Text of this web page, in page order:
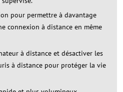
pour permettre à davantage
connexion à distance en même
à distance et désactiver les
à distance pour protéger la vie